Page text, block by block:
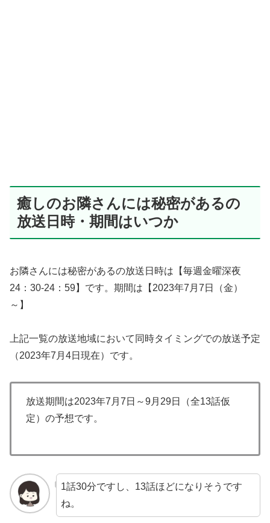
癒しのお隣さんには秘密があるの
放送日時・期間はいつか
お隣さんには秘密があるの放送日時は【毎週金曜深夜
24：30-24：59】です。期間は【2023年7月7日（金）
～】
上記一覧の放送地域において同時タイミングでの放送予定
（2023年7月4日現在）です。
放送期間は2023年7月7日～9月29日（全13話仮
定）の予想です。
1話30分ですし、13話ほどになりそうです
ね。